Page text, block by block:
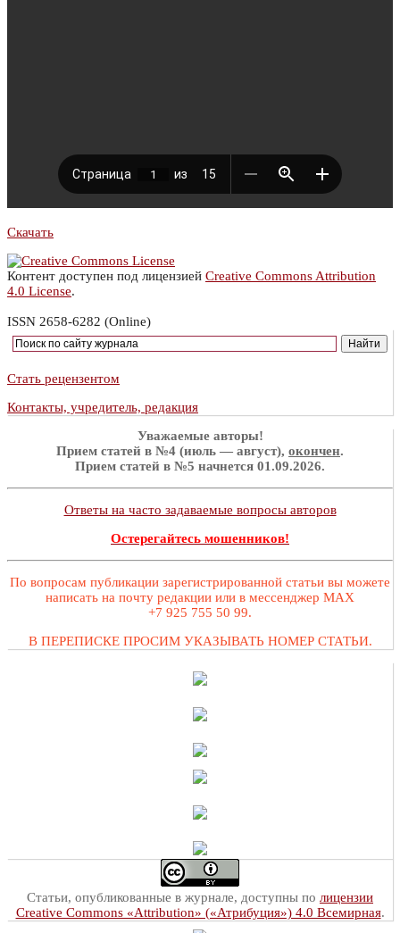
Скачать
Контент доступен под лицензией Creative Commons Attribution
4.0 License.
ISSN 2658-6282 (Online)
Стать рецензентом
Контакты, учредитель, редакция
Уважаемые авторы!
Прием статей в №4 (июль — август), окончен.
Прием статей в №5 начнется 01.09.2026.
Ответы на часто задаваемые вопросы авторов
Остерегайтесь мошенников!
По вопросам публикации зарегистрированной статьи вы можете
написать на почту редакции или в мессенджер MAX
+7 925 755 50 99.
В ПЕРЕПИСКЕ ПРОСИМ УКАЗЫВАТЬ НОМЕР СТАТЬИ.
Статьи, опубликованные в журнале, доступны по лицензии
Creative Commons «Attribution» («Атрибуция») 4.0 Всемирная.